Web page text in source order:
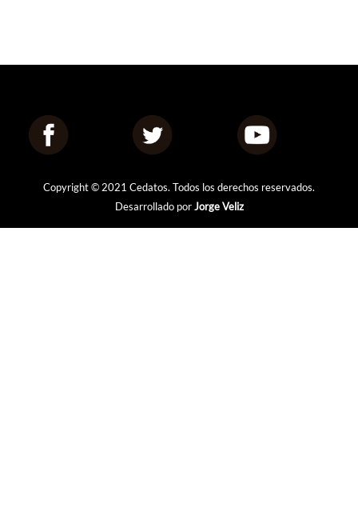
Copyright © 2021 Cedatos. Todos los derechos reservados.
Desarrollado porJorge Veliz